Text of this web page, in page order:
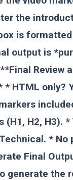
the
is
output is
Review
* HTML only?
(H1, H2, H3). *
* No
Final
generate the